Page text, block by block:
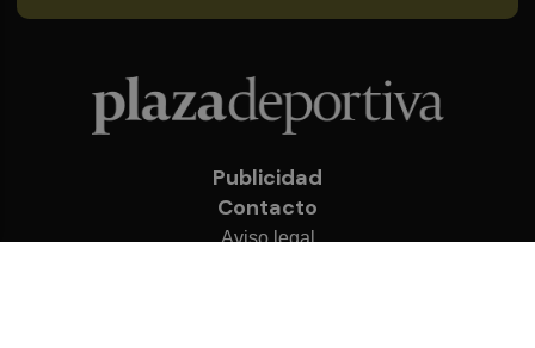
Publicidad
Contacto
Aviso legal